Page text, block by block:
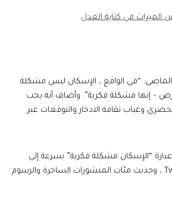
عن الميراث في كتابة العدل
الماضي: “في الواقع ، الإسكان ليس مشكلة
– إنها مشكلة فكرية”. وأضاف أنه يجب
وغياب ثقافة الادخار والتوقعات غير
“الإسكان مشكلة فكرية” بسرعة إلى
علامة تصنيف على Twitter ، وجذبت مئات المنشورات الساخرة والرسوم